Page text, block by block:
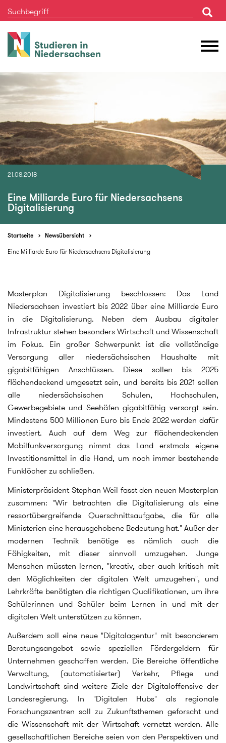
Studieren
in
21.08.2018
Eine Milliarde Euro für Niedersachsens
Digitalisierung
Startseite
Newsübersicht
Eine Milliarde Euro für Niedersachsens Digitalisierung
Masterplan Digitalisierung beschlossen: Das Land
Niedersachsen investiert bis 2022 über eine Milliarde Euro
in die Digitalisierung. Neben dem Ausbau digitaler
Infrastruktur stehen besonders Wirtschaft und Wissenschaft
im Fokus. Ein großer Schwerpunkt ist die vollständige
Versorgung aller niedersächsischen Haushalte mit
gigabitfähigen Anschlüssen. Diese sollen bis 2025
flächendeckend umgesetzt sein, und bereits bis 2021 sollen
alle niedersächsischen Schulen, Hochschulen,
Gewerbegebiete und Seehäfen gigabitfähig versorgt sein.
Mindestens 500 Millionen Euro bis Ende 2022 werden dafür
investiert. Auch auf dem Weg zur flächendeckenden
Mobilfunkversorgung nimmt das Land erstmals eigene
Investitionsmittel in die Hand, um noch immer bestehende
Funklöcher zu schließen.
Ministerpräsident Stephan Weil fasst den neuen Masterplan
zusammen: "Wir betrachten die Digitalisierung als eine
ressortübergreifende Querschnittsaufgabe, die für alle
Ministerien eine herausgehobene Bedeutung hat." Außer der
modernen Technik benötige es nämlich auch die
Fähigkeiten, mit dieser sinnvoll umzugehen. Junge
Menschen müssten lernen, "kreativ, aber auch kritisch mit
den Möglichkeiten der digitalen Welt umzugehen", und
Lehrkräfte benötigten die richtigen Qualifikationen, um ihre
Schülerinnen und Schüler beim Lernen in und mit der
digitalen Welt unterstützen zu können.
Außerdem soll eine neue "Digitalagentur" mit besonderem
Beratungsangebot sowie speziellen Fördergeldern für
Unternehmen geschaffen werden. Die Bereiche öffentliche
Verwaltung, (automatisierter) Verkehr, Pflege und
Landwirtschaft sind weitere Ziele der Digitaloffensive der
Landesregierung. In "Digitalen Hubs" als regionale
Forschungszentren soll zu Zukunftsthemen geforscht und
die Wissenschaft mit der Wirtschaft vernetzt werden. Alle
gesellschaftlichen Bereiche seien von den Perspektiven und